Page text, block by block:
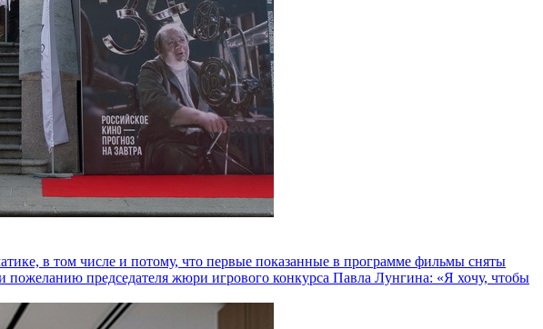
в том числе и потому, что первые показанные в программе фильмы сняты
председателя жюри игрового конкурса Павла Лунгина: «Я хочу, чтобы